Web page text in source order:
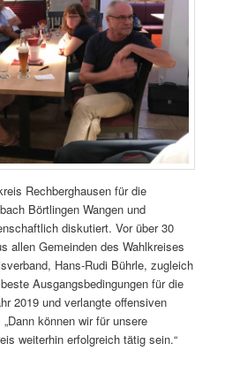
Rechberghausen für die
Börtlingen Wangen und
diskutiert. Vor über 30
allen Gemeinden des Wahlkreises
Hans-Rudi Bührle, zugleich
Ausgangsbedingungen für die
2019 und verlangte offensiven
können wir für unsere
weiterhin erfolgreich tätig sein.“